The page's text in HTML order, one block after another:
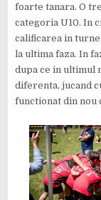
foarte tanara. O
categoria U10. In
calificarea in
la ultima faza. In
dupa ce in ultimul
diferenta, jucand
functionat din nou